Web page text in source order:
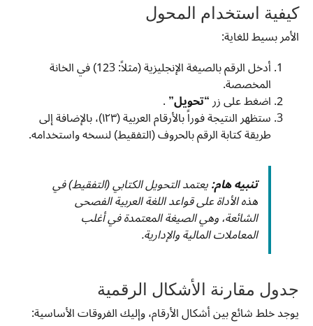
كيفية استخدام المحول
الأمر بسيط للغاية:
أدخل الرقم بالصيغة الإنجليزية (مثلاً: 123) في الخانة
المخصصة.
اضغط على زر“تحويل”.
ستظهر النتيجة فوراً بالأرقام العربية (١٢٣)، بالإضافة إلى
طريقة كتابة الرقم بالحروف (التفقيط) لنسخه واستخدامه.
تنبيه هام:يعتمد التحويل الكتابي (التفقيط) في
هذه الأداة على قواعد اللغة العربية الفصحى
الشائعة، وهي الصيغة المعتمدة في أغلب
المعاملات المالية والإدارية.
جدول مقارنة الأشكال الرقمية
يوجد خلط شائع بين أشكال الأرقام، وإليك الفروقات الأساسية: